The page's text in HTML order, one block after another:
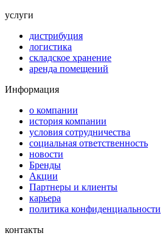
услуги
дистрибуция
логистика
складское хранение
аренда помещений
Информация
о компании
история компании
условия сотрудничества
социальная ответственность
новости
Бренды
Акции
Партнеры и клиенты
карьера
политика конфиденциальности
контакты